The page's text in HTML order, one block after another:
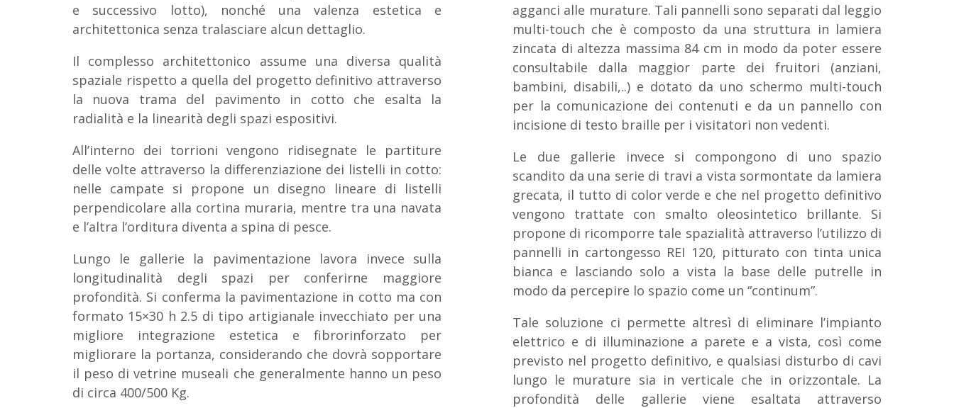
e successivo lotto), nonché una valenza estetica e
architettonica senza tralasciare alcun dettaglio.
Il complesso architettonico assume una diversa qualità
spaziale rispetto a quella del progetto definitivo attraverso
la nuova trama del pavimento in cotto che esalta la
radialità e la linearità degli spazi espositivi.
All’interno dei torrioni vengono ridisegnate le partiture
delle volte attraverso la differenziazione dei listelli in cotto:
nelle campate si propone un disegno lineare di listelli
perpendicolare alla cortina muraria, mentre tra una navata
e l’altra l’orditura diventa a spina di pesce.
Lungo le gallerie la pavimentazione lavora invece sulla
longitudinalità degli spazi per conferirne maggiore
profondità. Si conferma la pavimentazione in cotto ma con
formato 15×30 h 2.5 di tipo artigianale invecchiato per una
migliore integrazione estetica e fibrorinforzato per
migliorare la portanza, considerando che dovrà sopportare
il peso di vetrine museali che generalmente hanno un peso
di circa 400/500 Kg.
agganci alle murature. Tali pannelli sono separati dal leggio
multi-touch che è composto da una struttura in lamiera
zincata di altezza massima 84 cm in modo da poter essere
consultabile dalla maggior parte dei fruitori (anziani,
bambini, disabili,..) e dotato da uno schermo multi-touch
per la comunicazione dei contenuti e da un pannello con
incisione di testo braille per i visitatori non vedenti.
Le due gallerie invece si compongono di uno spazio
scandito da una serie di travi a vista sormontate da lamiera
grecata, il tutto di color verde e che nel progetto definitivo
vengono trattate con smalto oleosintetico brillante. Si
propone di ricomporre tale spazialità attraverso l’utilizzo di
pannelli in cartongesso REI 120, pitturato con tinta unica
bianca e lasciando solo a vista la base delle putrelle in
modo da percepire lo spazio come un “continum”.
Tale soluzione ci permette altresì di eliminare l’impianto
elettrico e di illuminazione a parete e a vista, così come
previsto nel progetto definitivo, e qualsiasi disturbo di cavi
lungo le murature sia in verticale che in orizzontale. La
profondità delle gallerie viene esaltata attraverso